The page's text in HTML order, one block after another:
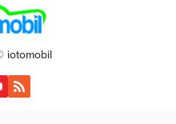
iotomobil